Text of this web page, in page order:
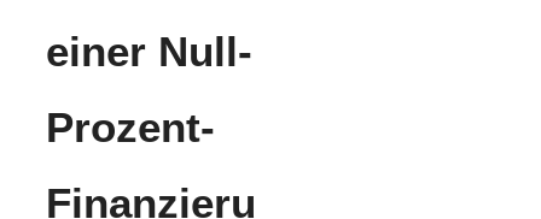
einer Null-
Prozent-
Finanzieru